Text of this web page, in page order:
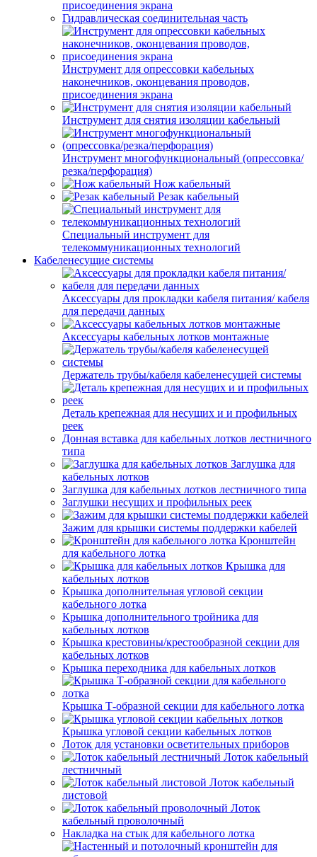
присоединения экрана
Гидравлическая соединительная часть
Инструмент для опрессовки кабельных
наконечников, оконцевания проводов,
присоединения экрана
Инструмент для снятия изоляции кабельный
Инструмент многофункциональный (опрессовка/
резка/перфорация)
Нож кабельный
Резак кабельный
Специальный инструмент для
телекоммуникационных технологий
Кабеленесущие системы
Аксессуары для прокладки кабеля питания/ кабеля
для передачи данных
Аксессуары кабельных лотков монтажные
Держатель трубы/кабеля кабеленесущей системы
Деталь крепежная для несущих и и профильных
реек
Донная вставка для кабельных лотков лестничного
типа
Заглушка для
кабельных лотков
Заглушка для кабельных лотков лестничного типа
Заглушки несущих и профильных реек
Зажим для крышки системы поддержки кабелей
Кронштейн
для кабельного лотка
Крышка для
кабельных лотков
Крышка дополнительная угловой секции
кабельного лотка
Крышка дополнительного тройника для
кабельных лотков
Крышка крестовины/крестообразной секции для
кабельных лотков
Крышка переходника для кабельных лотков
Крышка Т-образной секции для кабельного лотка
Крышка угловой секции кабельных лотков
Лоток для установки осветительных приборов
Лоток кабельный
лестничный
Лоток кабельный
листовой
Лоток
кабельный проволочный
Накладка на стык для кабельного лотка